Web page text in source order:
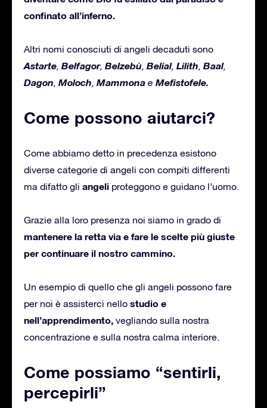
confinato all’inferno.
Altri nomi conosciuti di angeli decaduti sono
Astarte, Belfagor, Belzebù, Belial, Lilith, Baal,
Dagon, Moloch, Mammona e Mefistofele.
Come possono aiutarci?
Come abbiamo detto in precedenza esistono
diverse categorie di angeli con compiti differenti
ma difatto gli angeli proteggono e guidano l’uomo.
Grazie alla loro presenza noi siamo in grado di
mantenere la retta via e fare le scelte più giuste
per continuare il nostro cammino.
Un esempio di quello che gli angeli possono fare
per noi è assisterci nello studio e
nell’apprendimento, vegliando sulla nostra
concentrazione e sulla nostra calma interiore.
Come possiamo “sentirli,
percepirli”